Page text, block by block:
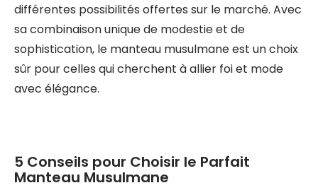
différentes possibilités offertes sur le marché. Avec
sa combinaison unique de modestie et de
sophistication, le manteau musulmane est un choix
sûr pour celles qui cherchent à allier foi et mode
avec élégance.
5 Conseils pour Choisir le Parfait
Manteau Musulmane